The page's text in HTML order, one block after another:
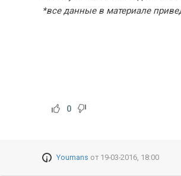
*все данные в материале
0
Youmans от 19-03-2016, 18:00